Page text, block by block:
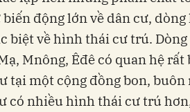
động lớn về dân cư,
biệt về hình thái cư trú. Dòng
Mnông, Êđê có quan hệ rất
tại một cộng đồng bon,
có nhiều hình thái cư trú